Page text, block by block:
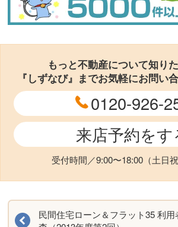
もっと不動産について知りた
『しずなび』までお気軽にお問い
0120-926-
来店予約をす
受付時間／9:00〜18:00（土日祝
民間住宅ローン＆フラット35 利用